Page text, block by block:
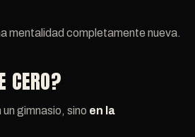
mentalidad completamente nueva.
CERO?
gimnasio, sino en la